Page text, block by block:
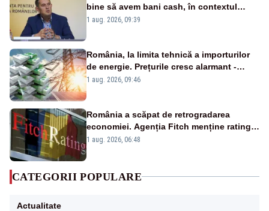
bine să avem bani cash, în contextul
alertei energetice?
1 aug. 2026, 09:39
România, la limita tehnică a importurilor
de energie. Prețurile cresc alarmant -
Analiză Realitatea Plus
1 aug. 2026, 09:46
România a scăpat de retrogradarea
economiei. Agenția Fitch menține ratingul
„BBB-” cu perspectivă negativă
1 aug. 2026, 06:48
CATEGORII POPULARE
Actualitate